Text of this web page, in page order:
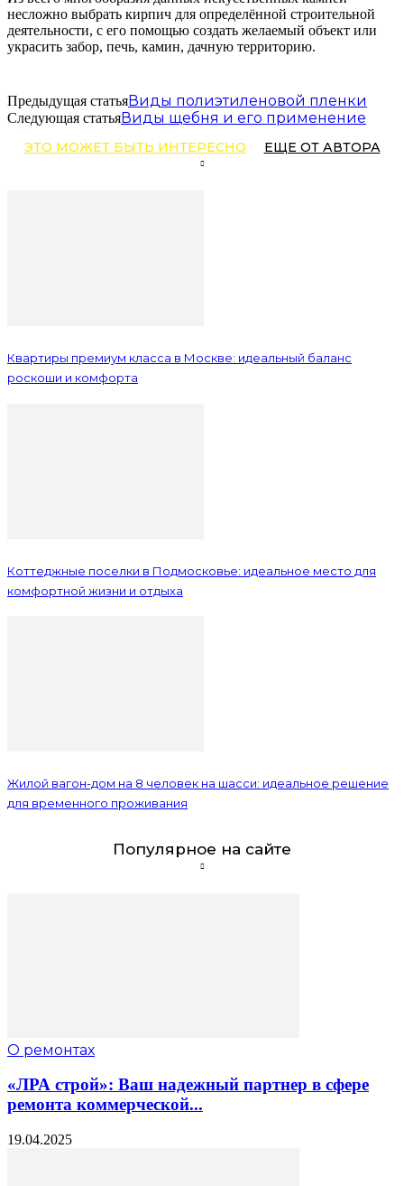
несложно выбрать кирпич для определённой строительной
деятельности, с его помощью создать желаемый объект или
украсить забор, печь, камин, дачную территорию.
Предыдущая статьяВиды полиэтиленовой пленки
Следующая статьяВиды щебня и его применение
ЭТО МОЖЕТ БЫТЬ ИНТЕРЕСНО ЕЩЕ ОТ АВТОРА
Квартиры премиум класса в Москве: идеальный баланс
роскоши и комфорта
Коттеджные поселки в Подмосковье: идеальное место для
комфортной жизни и отдыха
Жилой вагон-дом на 8 человек на шасси: идеальное решение
для временного проживания
Популярное на сайте
О ремонтах
«ЛРА строй»: Ваш надежный партнер в сфере
ремонта коммерческой...
19.04.2025